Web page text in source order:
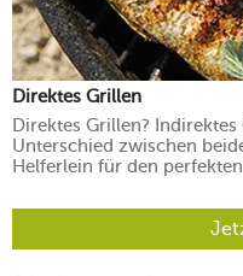
Direktes Grillen
Direktes Grillen?
Unterschied zwischen
Helferlein für den